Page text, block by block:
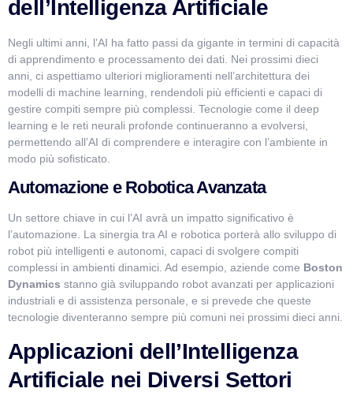
dell’Intelligenza Artificiale
Negli ultimi anni, l’AI ha fatto passi da gigante in termini di capacità
di apprendimento e processamento dei dati. Nei prossimi dieci
anni, ci aspettiamo ulteriori miglioramenti nell’architettura dei
modelli di machine learning, rendendoli più efficienti e capaci di
gestire compiti sempre più complessi. Tecnologie come il deep
learning e le reti neurali profonde continueranno a evolversi,
permettendo all’AI di comprendere e interagire con l’ambiente in
modo più sofisticato.
Automazione e Robotica Avanzata
Un settore chiave in cui l’AI avrà un impatto significativo è
l’automazione. La sinergia tra AI e robotica porterà allo sviluppo di
robot più intelligenti e autonomi, capaci di svolgere compiti
complessi in ambienti dinamici. Ad esempio, aziende come Boston
Dynamics stanno già sviluppando robot avanzati per applicazioni
industriali e di assistenza personale, e si prevede che queste
tecnologie diventeranno sempre più comuni nei prossimi dieci anni.
Applicazioni dell’Intelligenza
Artificiale nei Diversi Settori